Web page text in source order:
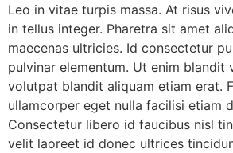
Leo in vitae turpis massa. At risus
in tellus integer. Pharetra sit amet
maecenas ultricies. Id consectetur
pulvinar elementum. Ut enim blandit
volutpat blandit aliquam etiam erat.
ullamcorper eget nulla facilisi etiam
Consectetur libero id faucibus nisl
velit laoreet id donec ultrices